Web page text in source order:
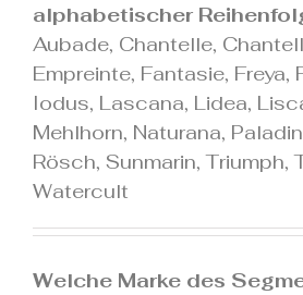
alphabetischer
Aubade, Chantelle,
Empreinte, Fantasie, Freya,
Iodus, Lascana, Lidea,
Mehlhorn, Naturana,
Rösch, Sunmarin, Triumph,
Watercult
Welche Marke des